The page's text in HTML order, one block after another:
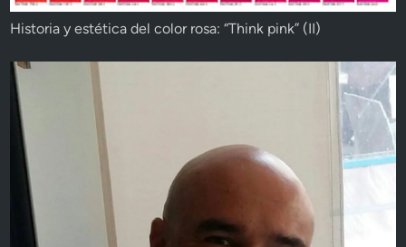
Historia y estética del color rosa: “Think pink” (II)